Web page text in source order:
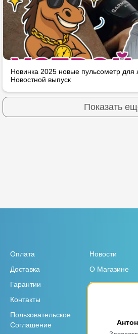
Новинка 2025 новые пульсометр для
Новостной выпуск
Показать
Оплата
Доставка
Гарантии
Контакты
Пользовательское
Соглашение
Новости
О Магазине
Отзывы